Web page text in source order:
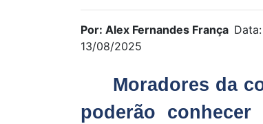
Por: Alex Fernandes França Data:
13/08/2025
Moradores da
poderão